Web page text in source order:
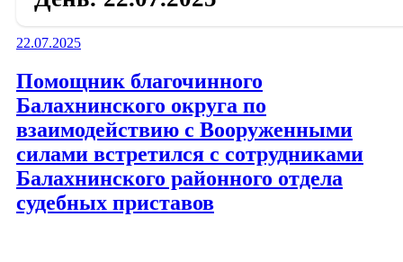
Опубликовано
22.07.2025
Помощник благочинного
Балахнинского округа по
взаимодействию с Вооруженными
силами встретился с сотрудниками
Балахнинского районного отдела
судебных приставов